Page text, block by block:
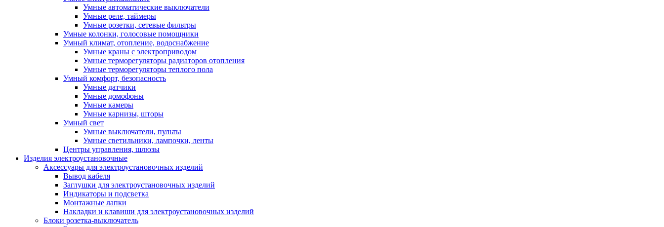
Умные автоматические выключатели
Умные реле, таймеры
Умные розетки, сетевые фильтры
Умные колонки, голосовые помощники
Умный климат, отопление, водоснабжение
Умные краны с электроприводом
Умные терморегуляторы радиаторов отопления
Умные терморегуляторы теплого пола
Умный комфорт, безопасность
Умные датчики
Умные домофоны
Умные камеры
Умные карнизы, шторы
Умный свет
Умные выключатели, пульты
Умные светильники, лампочки, ленты
Центры управления, шлюзы
Изделия электроустановочные
Аксессуары для электроустановочных изделий
Вывод кабеля
Заглушки для электроустановочных изделий
Индикаторы и подсветка
Монтажные лапки
Накладки и клавиши для электроустановочных изделий
Блоки розетка-выключатель